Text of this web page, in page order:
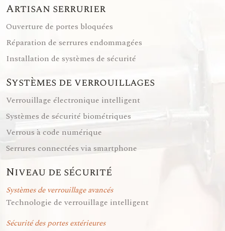
Artisan serrurier
Ouverture de portes bloquées
Réparation de serrures endommagées
Installation de systèmes de sécurité
Systèmes de verrouillages
Verrouillage électronique intelligent
Systèmes de sécurité biométriques
Verrous à code numérique
Serrures connectées via smartphone
Niveau de sécurité
Systèmes de verrouillage avancés
Technologie de verrouillage intelligent
Sécurité des portes extérieures